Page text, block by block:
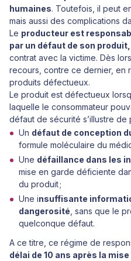
humaines. Toutefois, il peut
mais aussi des complications
Le producteur est
par un défaut de son produit,
contrat avec la victime. Dès
recours, contre ce dernier, en
produits défectueux.
Le produit est défectueux
laquelle le consommateur
défaut de sécurité s’illustre de
Un défaut de conception
formule moléculaire du
Une défaillance dans les
mise en garde déficiente
du produit ;
Une insuffisante
dangerosité , sans que le
quelconque défaut.
A ce titre, ce régime de
délai de 10 ans après la